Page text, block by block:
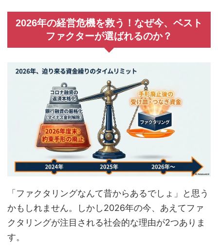
2026年の経営危機を救う！なぜ今、ベスト
ファクターが選ばれるのか？
「ファクタリングなんて昔からあるでしょ」と思う
かもしれません。しかし2026年の今、あえてファ
クタリングが注目される社会的な理由が2つありま
す。